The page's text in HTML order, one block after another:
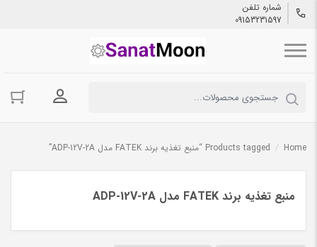
شماره تلفن
09153231597
ورود به
Home
/ Products tagged “منبع تغذیه برند FATEK مدل ADP-12V-2A”
منبع تغذیه برند FATEK مدل ADP-12V-2A